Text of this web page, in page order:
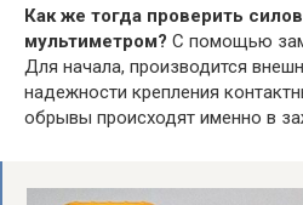
Как же тогда проверить
мультиметром? С помощью
Для начала, производится
надежности крепления
обрывы происходят именно в